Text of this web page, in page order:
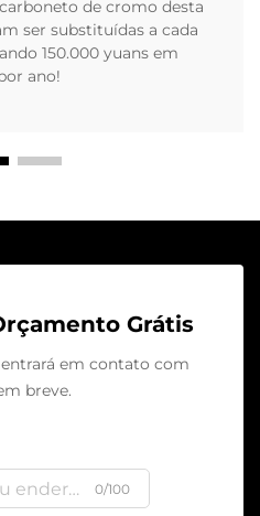
de cromo desta
ser substituídas a cada
150.000 yuans em
ano!
Grátis
em contato com
breve.
0/100